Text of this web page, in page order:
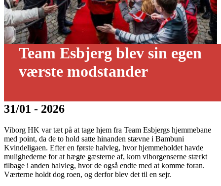
Team Esbjerg blev sin egen
værste modstander
31/01 - 2026
Viborg HK var tæt på at tage hjem fra Team Esbjergs hjemmebane
med point, da de to hold satte hinanden stævne i Bambuni
Kvindeligaen. Efter en første halvleg, hvor hjemmeholdet havde
mulighederne for at hægte gæsterne af, kom viborgenserne stærkt
tilbage i anden halvleg, hvor de også endte med at komme foran.
Værterne holdt dog roen, og derfor blev det til en sejr.